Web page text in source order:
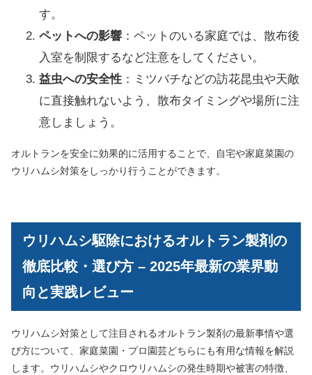
す。
ペットへの影響 ：ペットのいる家庭では、散布後
入室を制限するなど注意をしてください。
益虫への安全性 ：ミツバチなどの訪花昆虫や天敵
に直接触れないよう、散布タイミングや場所に注
意しましょう。
オルトランを安全に効果的に活用することで、自宅や家庭菜園の
ウリハムシ対策をしっかり行うことができます。
ウリハムシ駆除におけるオルトラン製剤の
徹底比較・選び方 – 2025年最新の業界動
向と実践レビュー
ウリハムシ対策として注目されるオルトラン製剤の最新事情や選
び方について、家庭菜園・プロ園芸どちらにも有用な情報を解説
します。ウリハムシやクロウリハムシの発生時期や被害の特徴、